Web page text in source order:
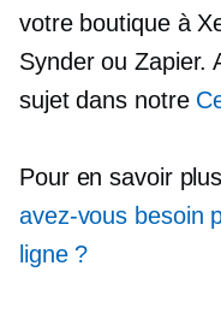
votre boutique à
Synder ou Zapier.
sujet dans notre
Pour en savoir
avez-vous besoin
ligne ?